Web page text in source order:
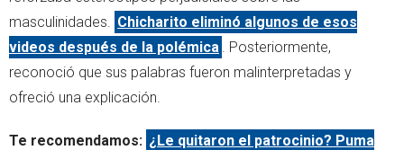
masculinidades.
Chicharito eliminó algunos de esos
videos después de la polémica
. Posteriormente,
reconoció que sus palabras fueron malinterpretadas y
ofreció una explicación.
Te recomendamos: ¿Le quitaron el patrocinio? Puma